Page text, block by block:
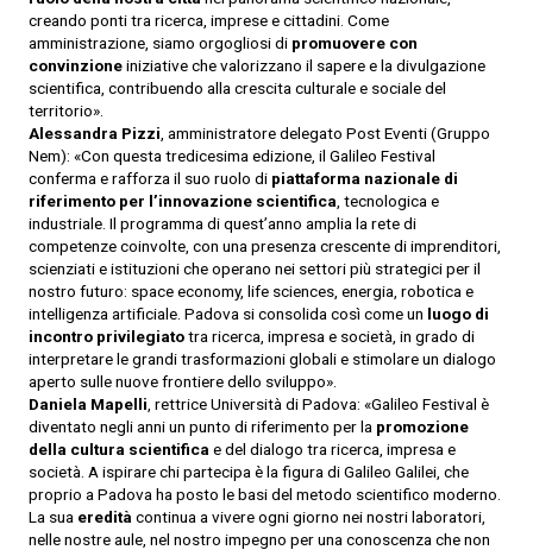
creando ponti tra ricerca, imprese e cittadini. Come
amministrazione, siamo orgogliosi di promuovere con
convinzioneiniziative che valorizzano il sapere e la divulgazione
scientifica, contribuendo alla crescita culturale e sociale del
territorio».
Alessandra Pizzi , amministratore delegato Post Eventi (Gruppo
Nem): «Con questa tredicesima edizione, il Galileo Festival
conferma e rafforza il suo ruolo di piattaforma nazionale di
riferimento per l’innovazione scientifica , tecnologica e
industriale. Il programma di quest’anno amplia la rete di
competenze coinvolte, con una presenza crescente di imprenditori,
scienziati e istituzioni che operano nei settori più strategici per il
nostro futuro: space economy, life sciences, energia, robotica e
intelligenza artificiale. Padova si consolida così come un luogo di
incontro privilegiatotra ricerca, impresa e società, in grado di
interpretare le grandi trasformazioni globali e stimolare un dialogo
aperto sulle nuove frontiere dello sviluppo».
Daniela Mapelli , rettrice Università di Padova: «Galileo Festival è
diventato negli anni un punto di riferimento per la promozione
della cultura scientifica e del dialogo tra ricerca, impresa e
società. A ispirare chi partecipa è la figura di Galileo Galilei, che
proprio a Padova ha posto le basi del metodo scientifico moderno.
La sua eredità continua a vivere ogni giorno nei nostri laboratori,
nelle nostre aule, nel nostro impegno per una conoscenza che non